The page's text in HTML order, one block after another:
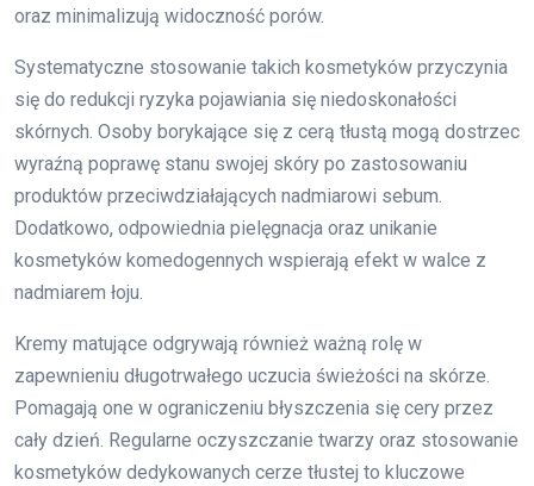
oraz minimalizują widoczność porów.
Systematyczne stosowanie takich kosmetyków przyczynia
się do redukcji ryzyka pojawiania się niedoskonałości
skórnych. Osoby borykające się z cerą tłustą mogą dostrzec
wyraźną poprawę stanu swojej skóry po zastosowaniu
produktów przeciwdziałających nadmiarowi sebum.
Dodatkowo, odpowiednia pielęgnacja oraz unikanie
kosmetyków komedogennych wspierają efekt w walce z
nadmiarem łoju.
Kremy matujące odgrywają również ważną rolę w
zapewnieniu długotrwałego uczucia świeżości na skórze.
Pomagają one w ograniczeniu błyszczenia się cery przez
cały dzień. Regularne oczyszczanie twarzy oraz stosowanie
kosmetyków dedykowanych cerze tłustej to kluczowe